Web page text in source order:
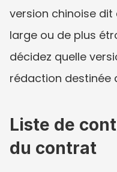
version chinoise
large ou de plus
décidez quelle
rédaction destinée
Liste de
du contrat